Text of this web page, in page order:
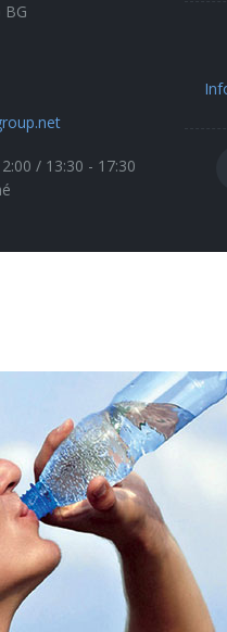
BG
/ 13:30 - 17:30